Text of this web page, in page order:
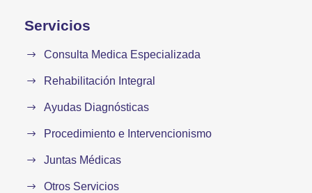
Servicios
Consulta Medica Especializada
Rehabilitación Integral
Ayudas Diagnósticas
Procedimiento e Intervencionismo
Juntas Médicas
Otros Servicios